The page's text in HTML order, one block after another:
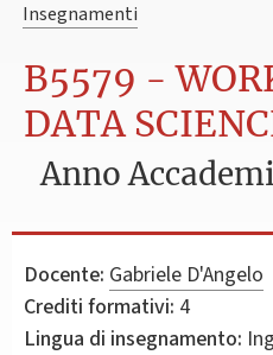
Insegnamenti
B5579 -
DATA
Anno
Docente: Gabriele D'Angelo
Crediti formativi: 4
Lingua di insegnamento: